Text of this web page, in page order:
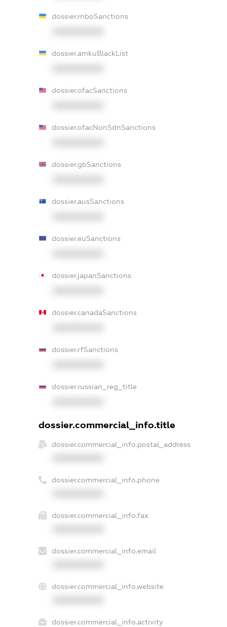
dossier.rnboSanctions
dossier.amkuBlackList
dossier.ofacSanctions
dossier.ofacNonSdnSanctions
dossier.gbSanctions
dossier.ausSanctions
dossier.euSanctions
dossier.japanSanctions
dossier.canadaSanctions
dossier.rfSanctions
dossier.russian_reg_title
dossier.commercial_info.title
dossier.commercial_info.postal_address
dossier.commercial_info.phone
dossier.commercial_info.fax
dossier.commercial_info.email
dossier.commercial_info.website
dossier.commercial_info.activity